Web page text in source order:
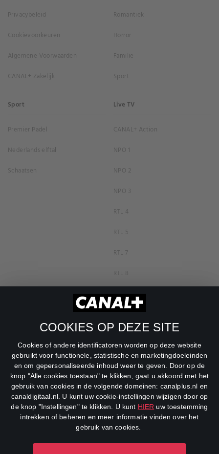
COOKIES OP DEZE SITE
Cookies of andere identificatoren worden op deze website
gebruikt voor functionele, statistische en marketingdoeleinden
en om gepersonaliseerde inhoud weer te geven. Door op de
knop "Alle cookies toestaan" te klikken, gaat u akkoord met het
gebruik van cookies in de volgende domeinen: canalplus.nl en
canaldigitaal.nl. U kunt uw cookie-instellingen wijzigen door op
de knop "Instellingen" te klikken. U kunt HIER uw toestemming
intrekken of beheren en meer informatie vinden over het
gebruik van cookies.
Privacybeleid
Cookievoorkeuren
Algemene Voorwaarden
CANAL+ Zakelijk
Romantiek
Horror
Familie
Sport
Sport
Premier Padel
Nederlands elftal
Schaatsen
Live TV
CANAL+ Action
NPO 1
NPO 2
NPO 3
RTL 4
RTL 5
RTL 7
RTL 8
RTL Z
SBS6
Veronica
DreamWorks Channel